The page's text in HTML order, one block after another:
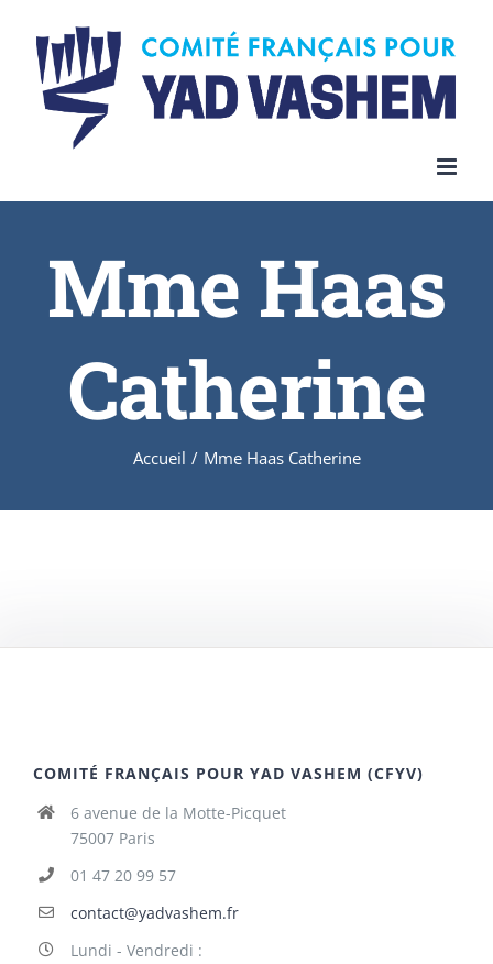
content
Mme Haas
Catherine
Accueil / Mme Haas Catherine
COMITÉ FRANÇAIS POUR YAD VASHEM (CFYV)
6 avenue de la Motte-Picquet
75007 Paris
01 47 20 99 57
contact@yadvashem.fr
Lundi - Vendredi :